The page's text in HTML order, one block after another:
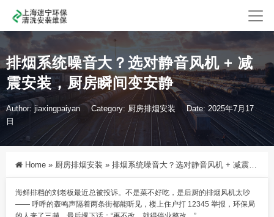
排烟系统噪音大？选对静音风机 + 减
震安装，厨房瞬间变安静
Author: jiaxingpaiyan Category: 厨房排烟安装
Date: 2025年7月17
日
Home » 厨房排烟安装 » 排烟系统噪音大？选对静音风机 + 减震安装，厨房瞬间变安静
海鲜排档的刘老板最近总被投诉。不是菜不好吃，是后厨的排烟风机太吵
—— 呼呼的轰鸣声隔着两条街都能听见，楼上住户打 12345 举报，环保局